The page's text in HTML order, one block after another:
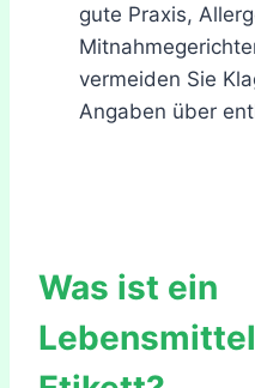
gute Praxis,
vermeiden Sie
Angaben über
Was ist ein